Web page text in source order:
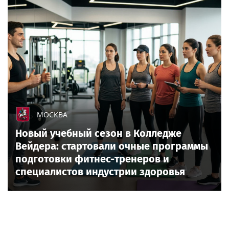
МОСКВА
Новый учебный сезон в Колледже
Вейдера: стартовали очные программы
подготовки фитнес-тренеров и
специалистов индустрии здоровья